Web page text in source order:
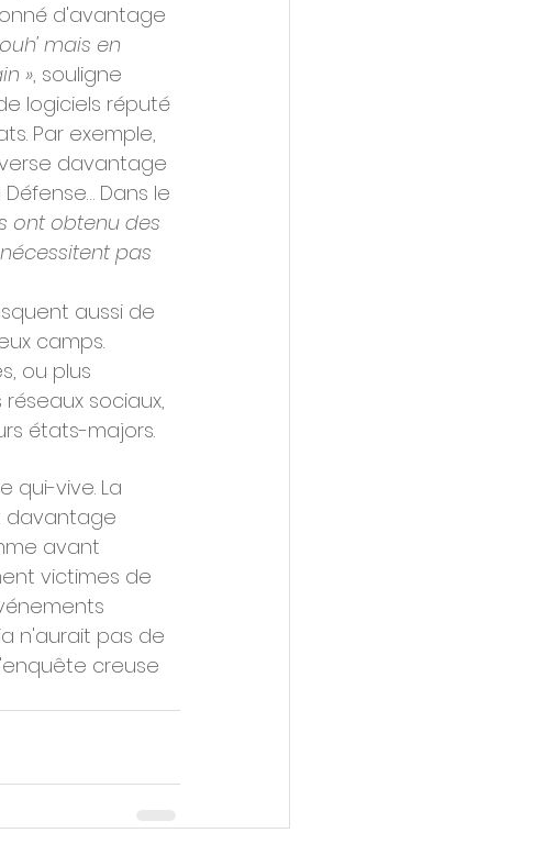
d'avantage
mais en
», souligne
logiciels réputé
Par exemple,
davantage
Dans le
ont obtenu des
pas
aussi de
camps.
ou plus
sociaux,
états-majors.
qui-vive. La
davantage
avant
victimes de
n'aurait pas de
creuse